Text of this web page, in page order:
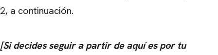
2, a continuación.
[Si decides seguir a partir de aquí es por tu